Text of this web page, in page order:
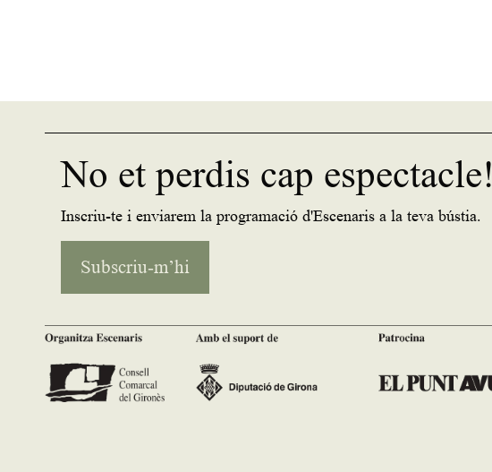
No et perdis cap espectacle!
Inscriu-te i enviarem la programació d'Escenaris a la teva bústia.
Subscriu-m’hi